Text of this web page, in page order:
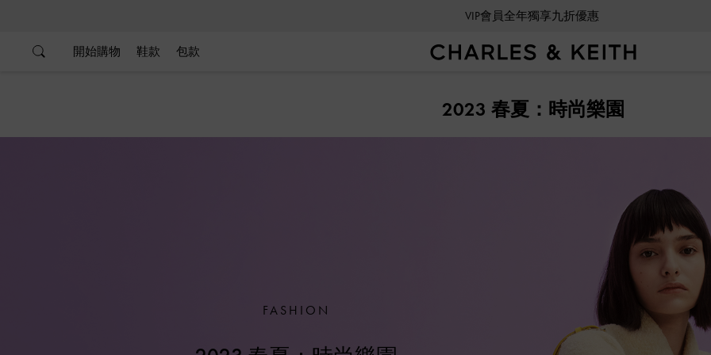
VIP會員全年獨享九折優惠
7天免費退貨鑑賞期
開始購物 鞋款 包款
2023 春夏：時尚樂園
FASHION